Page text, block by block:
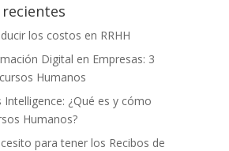
los costos en RRHH
Digital en Empresas: 3
Humanos
Intelligence: ¿Qué es y cómo
Humanos?
para tener los Recibos de